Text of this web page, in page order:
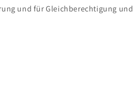
und für Gleichberechtigung und